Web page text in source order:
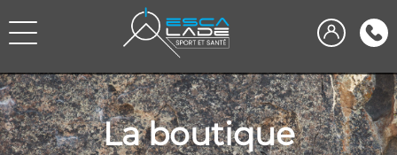
La boutique